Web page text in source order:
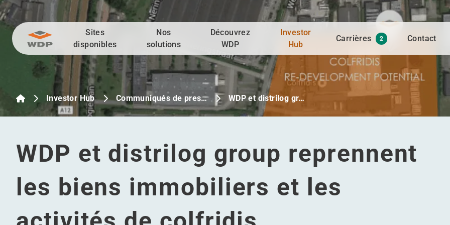
Allez au contenu
Sites
disponibles
Nos
solutions
Découvrez
WDP
Investor
Hub
Carrières 2 Contact
Investor Hub Communiqués de pres… WDP et distrilog gr…
WDP et distrilog group reprennent
les biens immobiliers et les